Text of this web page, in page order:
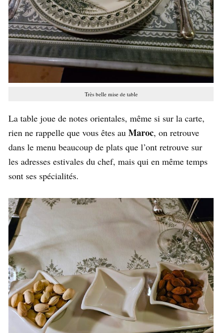
Très belle mise de table
La table joue de notes orientales, même si sur la carte,
rien ne rappelle que vous êtes au Maroc, on retrouve
dans le menu beaucoup de plats que l’ont retrouve sur
les adresses estivales du chef, mais qui en même temps
sont ses spécialités.